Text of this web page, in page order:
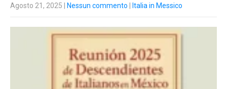
Agosto 21, 2025 Nessun commento Italia in Messico